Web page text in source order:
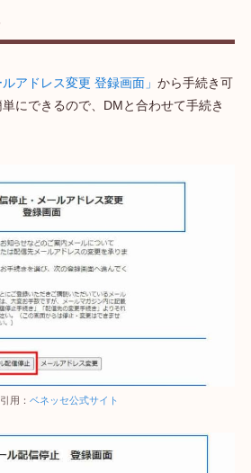
アドレス変更 登録画面」 から手続き可
にできるので、DMと合わせて手続き
用： ベネッセ公式サイト